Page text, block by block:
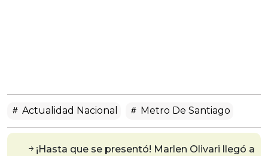
Actualidad Nacional Metro De Santiago
¡Hasta que se presentó! Marlen Olivari llegó a